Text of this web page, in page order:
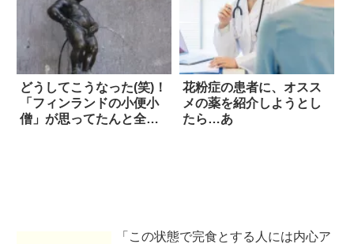
どうしてこうなった(笑)！
「フィンランドの小便小
僧」が思ってたんと全然
花粉症の患者に、オスス
メの薬を紹介しようとし
たら…あ
「この状態で完食とする人には内心ア